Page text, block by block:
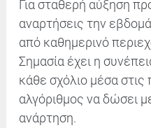
Για σταθερή αύξηση
αναρτήσεις την
από καθημερινό
Σημασία έχει η
κάθε σχόλιο μέσα
αλγόριθμος να δώσει
ανάρτηση.